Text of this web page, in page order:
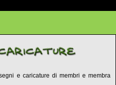
e caricature di membri e membra